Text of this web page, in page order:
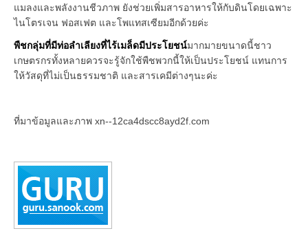
แมลงและพลังงานชีวภาพ ยังช่วยเพิ่มสารอาหารให้กับดินโดยเฉพาะ
ไนโตรเจน ฟอสเฟต และโพแทสเซียมอีกด้วยค่ะ
พืชกลุ่มที่มีท่อลำเลียงที่ไร้เมล็ดมีประโยชน์มากมายขนาดนี้ชาว
เกษตรกรทั้งหลายควรจะรู้จักใช้พืชพวกนี้ให้เป็นประโยชน์ แทนการ
ให้วัสดุที่ไม่เป็นธรรมชาติ และสารเคมีต่างๆนะค่ะ
ที่มาข้อมูลและภาพ xn--12ca4dscc8ayd2f.com